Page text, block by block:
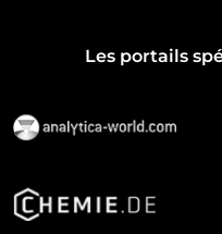
Les portails